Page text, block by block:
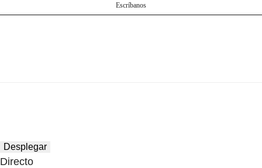
Escríbanos
Desplegar
Directo